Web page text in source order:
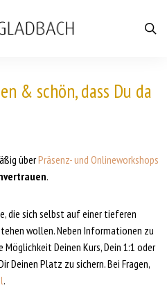
& schön, dass Du da
überPräsenz- und Onlineworkshops
.
die sich selbst auf einer tieferen
wollen. Neben Informationen zu
Deinen Kurs, Dein 1:1 oder
Deinen Platz zu sichern. Bei Fragen,
.